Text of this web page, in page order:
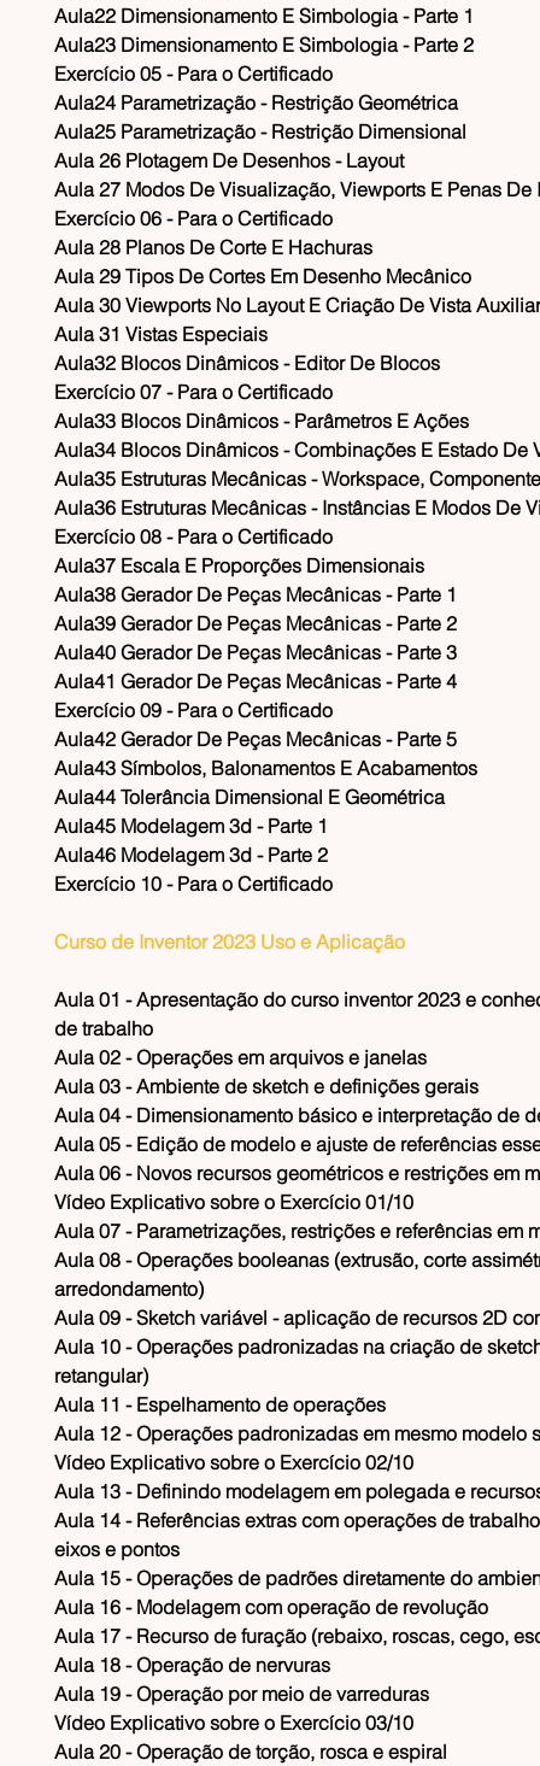
Aula22 Dimensionamento E Simbologia - Parte 1
Aula23 Dimensionamento E Simbologia - Parte 2
Exercício 05 - Para o Certificado
Aula24 Parametrização - Restrição Geométrica
Aula25 Parametrização - Restrição Dimensional
Aula 26 Plotagem De Desenhos - Layout
Aula 27 Modos De Visualização, Viewports E Penas De
Exercício 06 - Para o Certificado
Aula 28 Planos De Corte E Hachuras
Aula 29 Tipos De Cortes Em Desenho Mecânico
Aula 30 Viewports No Layout E Criação De Vista Auxiliar
Aula 31 Vistas Especiais
Aula32 Blocos Dinâmicos - Editor De Blocos
Exercício 07 - Para o Certificado
Aula33 Blocos Dinâmicos - Parâmetros E Ações
Aula34 Blocos Dinâmicos - Combinações E Estado De
Aula35 Estruturas Mecânicas - Workspace,
Aula36 Estruturas Mecânicas - Instâncias E Modos De
Exercício 08 - Para o Certificado
Aula37 Escala E Proporções Dimensionais
Aula38 Gerador De Peças Mecânicas - Parte 1
Aula39 Gerador De Peças Mecânicas - Parte 2
Aula40 Gerador De Peças Mecânicas - Parte 3
Aula41 Gerador De Peças Mecânicas - Parte 4
Exercício 09 - Para o Certificado
Aula42 Gerador De Peças Mecânicas - Parte 5
Aula43 Símbolos, Balonamentos E Acabamentos
Aula44 Tolerância Dimensional E Geométrica
Aula45 Modelagem 3d - Parte 1
Aula46 Modelagem 3d - Parte 2
Exercício 10 - Para o Certificado
Curso de Inventor 2023 Uso e Aplicação
Aula 01 - Apresentação do curso inventor 2023 e
de trabalho
Aula 02 - Operações em arquivos e janelas
​Aula 03 - Ambiente de sketch e definições gerais
​Aula 04 - Dimensionamento básico e interpretação de
​Aula 05 - Edição de modelo e ajuste de referências
​Aula 06 - Novos recursos geométricos e restrições em
​Vídeo Explicativo sobre o Exercício 01/10
​Aula 07 - Parametrizações, restrições e referências em
​Aula 08 - Operações booleanas (extrusão, corte
arredondamento)
​Aula 09 - Sketch variável - aplicação de recursos 2D
​Aula 10 - Operações padronizadas na criação de
retangular)
​Aula 11 - Espelhamento de operações
​Aula 12 - Operações padronizadas em mesmo modelo
​Vídeo Explicativo sobre o Exercício 02/10
​Aula 13 - Definindo modelagem em polegada e
​Aula 14 - Referências extras com operações de
eixos e pontos
​Aula 15 - Operações de padrões diretamente do
​Aula 16 - Modelagem com operação de revolução
​Aula 17 - Recurso de furação (rebaixo, roscas, cego,
​Aula 18 - Operação de nervuras
​Aula 19 - Operação por meio de varreduras
​Vídeo Explicativo sobre o Exercício 03/10
​Aula 20 - Operação de torção, rosca e espiral